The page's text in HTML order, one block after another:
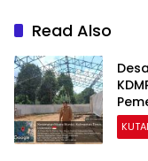
Read Also